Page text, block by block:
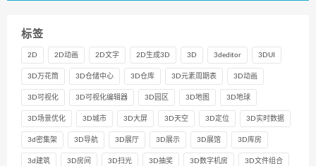
标签
2D 2D动画 2D文字 2D生成3D 3D 3deditor 3DUI
3D万花筒 3D仓储中心 3D仓库 3D元素周期表 3D动画
3D可视化 3D可视化编辑器 3D园区 3D地图 3D地球
3D场景优化 3D城市 3D大屏 3D天空 3D定位 3D实时数据
3d密集架 3D导航 3D展厅 3D展示 3D展馆 3D库房
3d建筑 3D房间 3D扫光 3D抽奖 3D数字机房 3D文件组合